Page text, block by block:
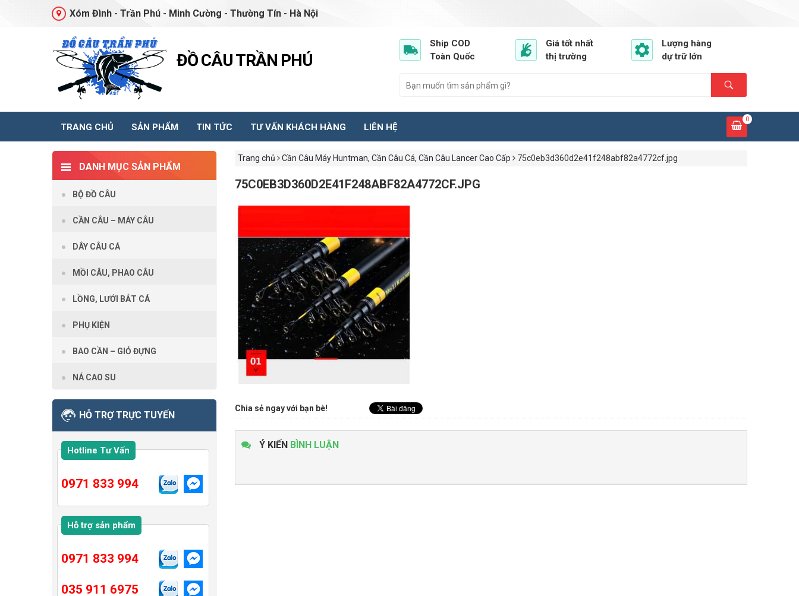
Xóm Đình - Trần Phú - Minh Cường - Thường Tín - Hà Nội
ĐỒ CÂU TRẦN PHÚ
Ship COD
Toàn Quốc
Giá tốt nhất
thị trường
Lượng hàng
dự trữ lớn
TRANG CHỦ SẢN PHẨM TIN TỨC TƯ VẤN KHÁCH HÀNG LIÊN HỆ
0
Trang chủ Cần Câu Máy Huntman, Cần Câu Cá, Cần Câu Lancer Cao Cấp 75c0eb3d360d2e41f248abf82a4772cf.jpg
75C0EB3D360D2E41F248ABF82A4772CF.JPG
Chia sẻ ngay với bạn bè!
Ý KIẾN BÌNH LUẬN
DANH MỤC SẢN PHẨM
BỘ ĐỒ CÂU
CẦN CÂU – MÁY CÂU
DÂY CÂU CÁ
MỒI CÂU, PHAO CÂU
LỒNG, LƯỚI BẮT CÁ
PHỤ KIỆN
BAO CẦN – GIỎ ĐỰNG
NÁ CAO SU
HỖ TRỢ TRỰC TUYẾN
Hotline Tư Vấn
0971 833 994
Hỗ trợ sản phẩm
0971 833 994
035 911 6975